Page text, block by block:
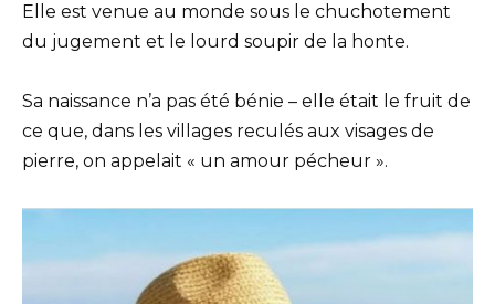
Elle est venue au monde sous le chuchotement
du jugement et le lourd soupir de la honte.
Sa naissance n’a pas été bénie – elle était le fruit de
ce que, dans les villages reculés aux visages de
pierre, on appelait « un amour pécheur ».